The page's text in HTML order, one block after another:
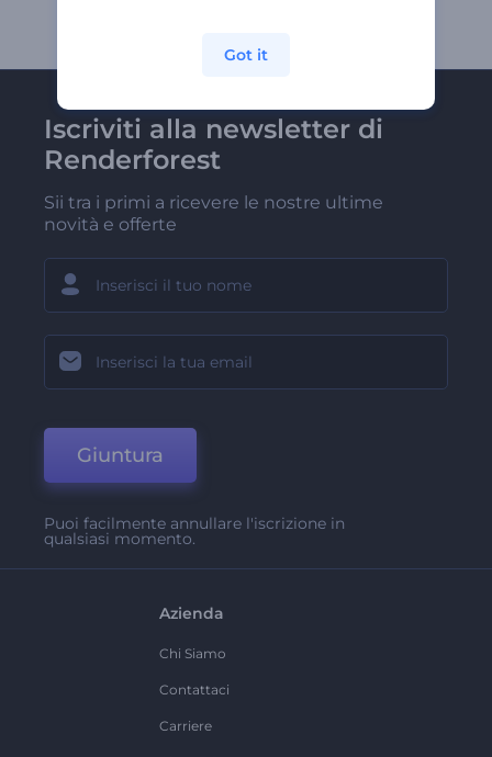
Iscriviti alla newsletter di
Renderforest
Sii tra i primi a ricevere le nostre ultime
novità e offerte
Giuntura
Puoi facilmente annullare l'iscrizione in
qualsiasi momento.
Azienda
Chi Siamo
Contattaci
Carriere
Got it